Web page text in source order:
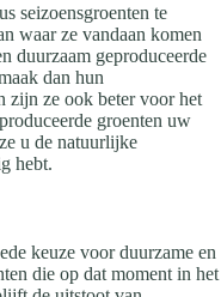
seizoensgroenten te
waar ze vandaan komen
duurzaam geproduceerde
dan hun
zijn ze ook beter voor het
groenten uw
u de natuurlijke
hebt.
keuze voor duurzame en
die op dat moment in het